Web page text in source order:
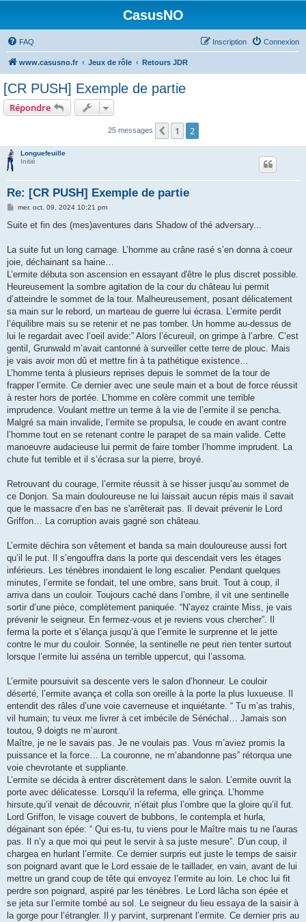
CasusNO
FAQ Connexion
Inscription
www.casusno.fr Jeux de rôle Retours JDR
[CR PUSH] Exemple de partie
Répondre
25 messages Précédent
1 2
Longuefeuille
Initié
Re: [CR PUSH] Exemple de partie
M
s
g
mer. oct. 09, 2024 10:21 pm
Suite et fin des (mes)aventures dans Shadow of thé adversary...
La suite fut un long carnage. L’homme au crâne rasé s’en donna à coeur
joie, déchainant sa haine…
L’ermite débuta son ascension en essayant d'être le plus discret possible.
Heureusement la sombre agitation de la cour du château lui permit
d’atteindre le sommet de la tour. Malheureusement, posant délicatement
sa main sur le rebord, un marteau de guerre lui écrasa. L’ermite perdit
l’équilibre mais su se retenir et ne pas tomber. Un homme au-dessus de
lui le regardait avec l’oeil avide:” Alors l’écureuil, on grimpe à l’arbre. C’est
gentil, Grunwald m’avait cantonné à surveiller cette terre de plouc. Mais
je vais avoir mon dû et mettre fin à ta pathétique existence…
L’homme tenta à plusieurs reprises depuis le sommet de la tour de
frapper l’ermite. Ce dernier avec une seule main et a bout de force réussit
à rester hors de portée. L’homme en colère commit une terrible
imprudence. Voulant mettre un terme à la vie de l’ermite il se pencha.
Malgré sa main invalide, l’ermite se propulsa, le coude en avant contre
l’homme tout en se retenant contre le parapet de sa main valide. Cette
manoeuvre audacieuse lui permit de faire tomber l’homme imprudent. La
chute fut terrible et il s’écrasa sur la pierre, broyé.
Retrouvant du courage, l’ermite réussit à se hisser jusqu’au sommet de
ce Donjon. Sa main douloureuse ne lui laissait aucun répis mais il savait
que le massacre d’en bas ne s'arrêterait pas. Il devait prévenir le Lord
Griffon… La corruption avais gagné son château.
L’ermite déchira son vêtement et banda sa main douloureuse aussi fort
qu’il le put. Il s’engouffra dans la porte qui descendait vers les étages
inférieurs. Les ténèbres inondaient le long escalier. Pendant quelques
minutes, l’ermite se fondait, tel une ombre, sans bruit. Tout à coup, il
arriva dans un couloir. Toujours caché dans l’ombre, il vit une sentinelle
sortir d’une pièce, complètement paniquée. “N’ayez crainte Miss, je vais
prévenir le seigneur. En fermez-vous et je reviens vous chercher”. Il
ferma la porte et s’élança jusqu’à que l’ermite le surprenne et le jette
contre le mur du couloir. Sonnée, la sentinelle ne peut rien tenter surtout
lorsque l’ermite lui asséna un terrible uppercut, qui l’assoma.
L’ermite poursuivit sa descente vers le salon d’honneur. Le couloir
déserté, l’ermite avança et colla son oreille à la porte la plus luxueuse. Il
entendit des râles d’une voie caverneuse et inquiétante. “ Tu m’as trahis,
vil humain; tu veux me livrer à cet imbécile de Sénéchal… Jamais son
toutou, 9 doigts ne m’auront.
Maître, je ne le savais pas. Je ne voulais pas. Vous m’aviez promis la
puissance et la force… La couronne, ne m’abandonne pas” rétorqua une
voie chevrotante et suppliante.
L’ermite se décida à entrer discrètement dans le salon. L’ermite ouvrit la
porte avec délicatesse. Lorsqu’il la referma, elle grinça. L’homme
hirsute,qu’il venait de découvrir, n’était plus l’ombre que la gloire qu’il fut.
Lord Griffon, le visage couvert de bubbons, le contempla et hurla,
dégainant son épée: “ Qui es-tu, tu viens pour le Maître mais tu ne l'auras
pas. Il n’y a que moi qui peut le servir à sa juste mesure”. D’un coup, il
chargea en hurlant l’ermite. Ce dernier surpris eut juste le temps de saisir
son poignard avant que le Lord essaie de le taillader, en vain, avant de lui
mettre un grand coup de tête qui envoyez l’ermite au loin. Le choc lui fit
perdre son poignard, aspiré par les ténèbres. Le Lord lâcha son épée et
se jeta sur l’ermite tombé au sol. Le seigneur du lieu essaya de la saisir à
la gorge pour l’étrangler. Il y parvint, surprenant l’ermite. Ce dernier pris au